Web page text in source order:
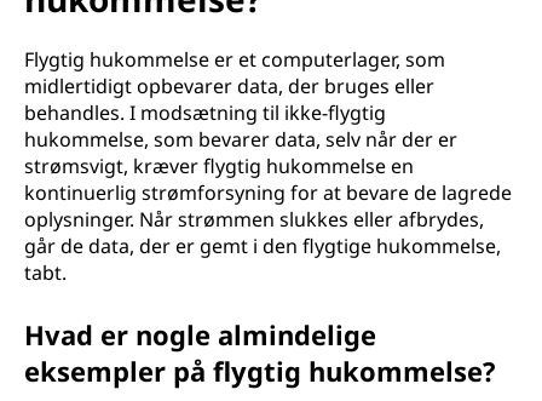
Flygtig hukommelse er et computerlager, som
midlertidigt opbevarer data, der bruges eller
behandles. I modsætning til ikke-flygtig
hukommelse, som bevarer data, selv når der er
strømsvigt, kræver flygtig hukommelse en
kontinuerlig strømforsyning for at bevare de lagrede
oplysninger. Når strømmen slukkes eller afbrydes,
går de data, der er gemt i den flygtige hukommelse,
tabt.
Hvad er nogle almindelige
eksempler på flygtig hukommelse?